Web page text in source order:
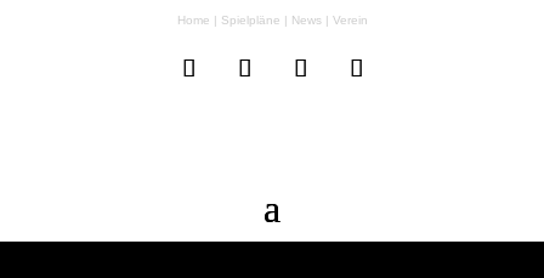
Home | Spielpläne | News| Verein